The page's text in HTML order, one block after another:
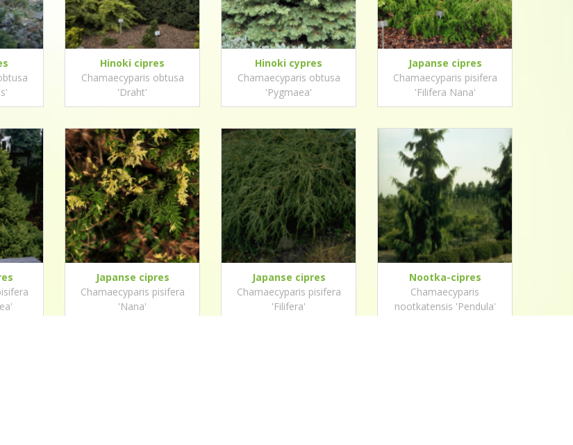
Hinoki cipres
Chamaecyparis obtusa
'Draht'
Hinoki cypres
Chamaecyparis obtusa
'Pygmaea'
Japanse cipres
Chamaecyparis pisifera
'Filifera Nana'
Japanse cipres
Chamaecyparis pisifera
'Nana'
Japanse cipres
Chamaecyparis pisifera
'Filifera'
Nootka-cipres
Chamaecyparis
nootkatensis 'Pendula'